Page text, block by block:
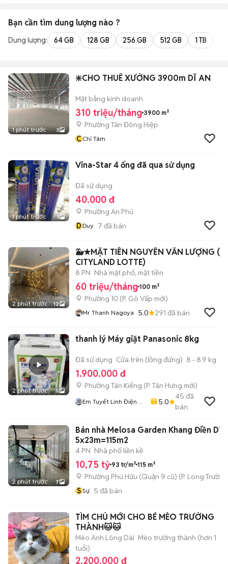
Bạn cần tìm dung lượng nào ?
Dung lượng: 64 GB 128 GB 256 GB 512 GB 1 TB
1 phút trước 3
❇️CHO THUÊ XƯỞNG 3900m DĨ AN
Mặt bằng kinh doanh
310 triệu/tháng 3900 m²
Phường Tân Đông Hiệp
CChí Tâm
1 phút trước 1
Vina-Star 4 ống đã qua sử dụng
Đã sử dụng
40.000 đ
Phường An Phú
DDuy 7 đã bán
2 phút trước 12
🐳★MẶT TIỀN NGUYỄN VĂN LƯỢNG (
CITYLAND LOTTE)
8 PN Nhà mặt phố, mặt tiền
60 triệu/tháng 100 m²
Phường 10 (P. Gò Vấp mới)
Mr Thanh Nagoya 5.0 291 đã bán
2 phút trước 5
thanh lý Máy giặt Panasonic 8kg
Đã sử dụng Cửa trên (lồng đứng) 8 - 8.9 kg
1.900.000 đ
Phường Tân Kiểng (P. Tân Hưng mới)
Em Tuyết Linh Điện
5.0
45 đã
bán
2 phút trước 7
Bán nhà Melosa Garden Khang Điền DT
5x23m=115m2
4 PN Nhà phố liền kề
10,75 tỷ 93 tr/m² 115 m²
Phường Phú Hữu (Quận 9 cũ) (P. Long Trường
S Sự 5 đã bán
TÌM CHỦ MỚI CHO BÉ MÈO TRƯỞNG
THÀNH🐱🐱
Mèo Anh Lông Dài Mèo trưởng thành (hơn 1
tuổi)
2.200.000 đ